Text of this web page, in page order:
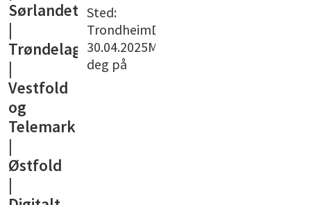
Sted:
TrondheimDato:
30.04.2025Meld
deg på